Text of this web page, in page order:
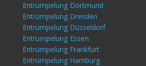
Entrümpelung Dortmund
Entrümpelung Dresden
Entrümpelung Düsseldorf
Entrümpelung Essen
Entrümpelung Frankfurt
Entrümpelung Hamburg